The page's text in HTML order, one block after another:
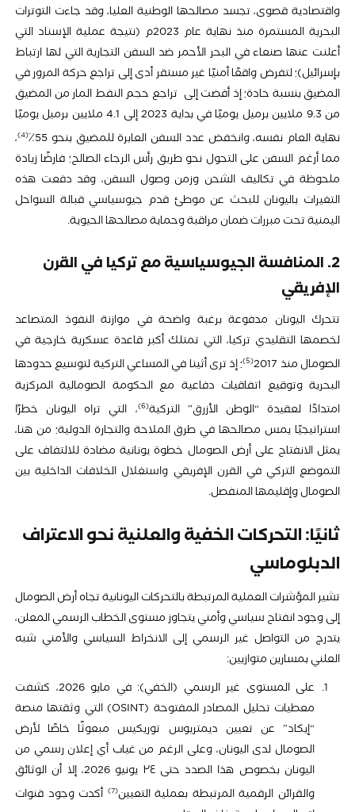
واقتصادية قصوى، تجسد مصالحها الوطنية العليا، وقد جاءت التوترات
البحرية المستمرة منذ نهاية عام 2023م (نتيجة عملية الإسناد التي
أعلنت عنها صنعاء في البحر الأحمر ضد السفن التجارية التي لها ارتباط
بإسرائيل)؛ لتفرض واقعًا أمنيًا غير مستقر أدى إلى تراجع حركة المرور في
المضيق بنسبة حادة؛ إذ أفضت إلى تراجع حجم النفط المار من المضيق
من 9.3 ملايين برميل يوميًا في بداية 2023 إلى 4.1 ملايين برميل يوميًا
نهاية العام نفسه، وانخفض عدد السفن العابرة للمضيق بنحو 55٪
4 ،
مما أرغم السفن على التحول نحو طريق رأس الرجاء الصالح؛ فارضًا زيادة
ملحوظة في تكاليف الشحن وزمن وصول السفن، وقد دفعت هذه
التغيرات باليونان للبحث عن موطئ قدم جيوسياسي قبالة السواحل
اليمنية تحت مبررات ضمان مراقبة وحماية مصالحها الحيوية.
2. المنافسة الجيوسياسية مع تركيا في القرن
الإفريقي
تتحرك اليونان مدفوعة برغبة واضحة في موازنة النفوذ المتصاعد
لخصمها التقليدي تركيا، التي تمتلك أكبر قاعدة عسكرية خارجية في
الصومال منذ 2017
5 ؛ إذ ترى أثينا في المساعي التركية لتوسيع حدودها
البحرية وتوقيع اتفاقيات دفاعية مع الحكومة الصومالية المركزية
امتدادًا لعقيدة “الوطن الأزرق” التركية 6 ، التي تراه اليونان خطرًا
استراتيجيًا يمس مصالحها في طرق الملاحة والتجارة الدولية؛ من هنا،
يمثل الانفتاح على أرض الصومال خطوة يونانية مضادة للالتفاف على
التموضع التركي في القرن الإفريقي واستغلال الخلافات الداخلية بين
الصومال وإقليمها المنفصل.
ثانيًا: التحركات الخفية والعلنية نحو الاعتراف
الدبلوماسي
تشير المؤشرات العملية المرتبطة بالتحركات اليونانية تجاه أرض الصومال
إلى وجود انفتاح سياسي وأمني يتجاوز مستوى الخطاب الرسمي المعلن،
يتدرج من التواصل غير الرسمي إلى الانخراط السياسي والأمني شبه
العلني بمسارين متوازيين:
على المستوى غير الرسمي (الخفي): في مايو 2026، كشفت
معطيات تحليل المصادر المفتوحة (OSINT) التي وثقتها منصة
“إيكاد” عن تعيين ديمتريوس توريكيس مبعوثًا خاصًا لأرض
الصومال لدى اليونان، وعلى الرغم من غياب أي إعلان رسمي من
اليونان بخصوص هذا الصدد حتى ٢٤ يونيو 2026، إلا أن الوثائق
والقرائن الرقمية المرتبطة بعملية التعيين 7 أكدت وجود قنوات